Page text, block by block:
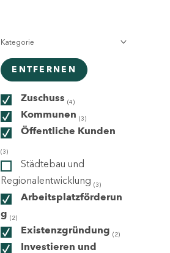
Kategorie
ENTFERNEN
Zuschuss (4)
Kommunen (3)
Öffentliche Kunden
(3)
Städtebau und
Regionalentwicklung (3)
Arbeitsplatzförderun
g (2)
Existenzgründung (2)
Investieren und